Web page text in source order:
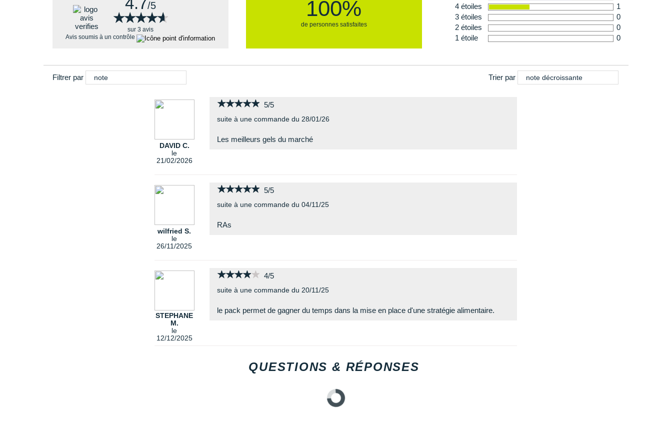
/5
★★★★★
★★★★★
sur 3 avis
Avis soumis à un contrôle
100%
de personnes satisfaites
4 étoiles
1
3 étoiles
0
2 étoiles
0
1 étoile
0
Filtrer par note Trier par note décroissante
DAVID C.
le
21/02/2026
★★★★★
★★★★★ 5/5
suite à une commande du 28/01/26
Les meilleurs gels du marché
wilfried S.
le
26/11/2025
★★★★★
★★★★★ 5/5
suite à une commande du 04/11/25
RAs
STEPHANE
M.
le
12/12/2025
★★★★★
★★★★★ 4/5
suite à une commande du 20/11/25
le pack permet de gagner du temps dans la mise en place d'une stratégie alimentaire.
QUESTIONS & RÉPONSES